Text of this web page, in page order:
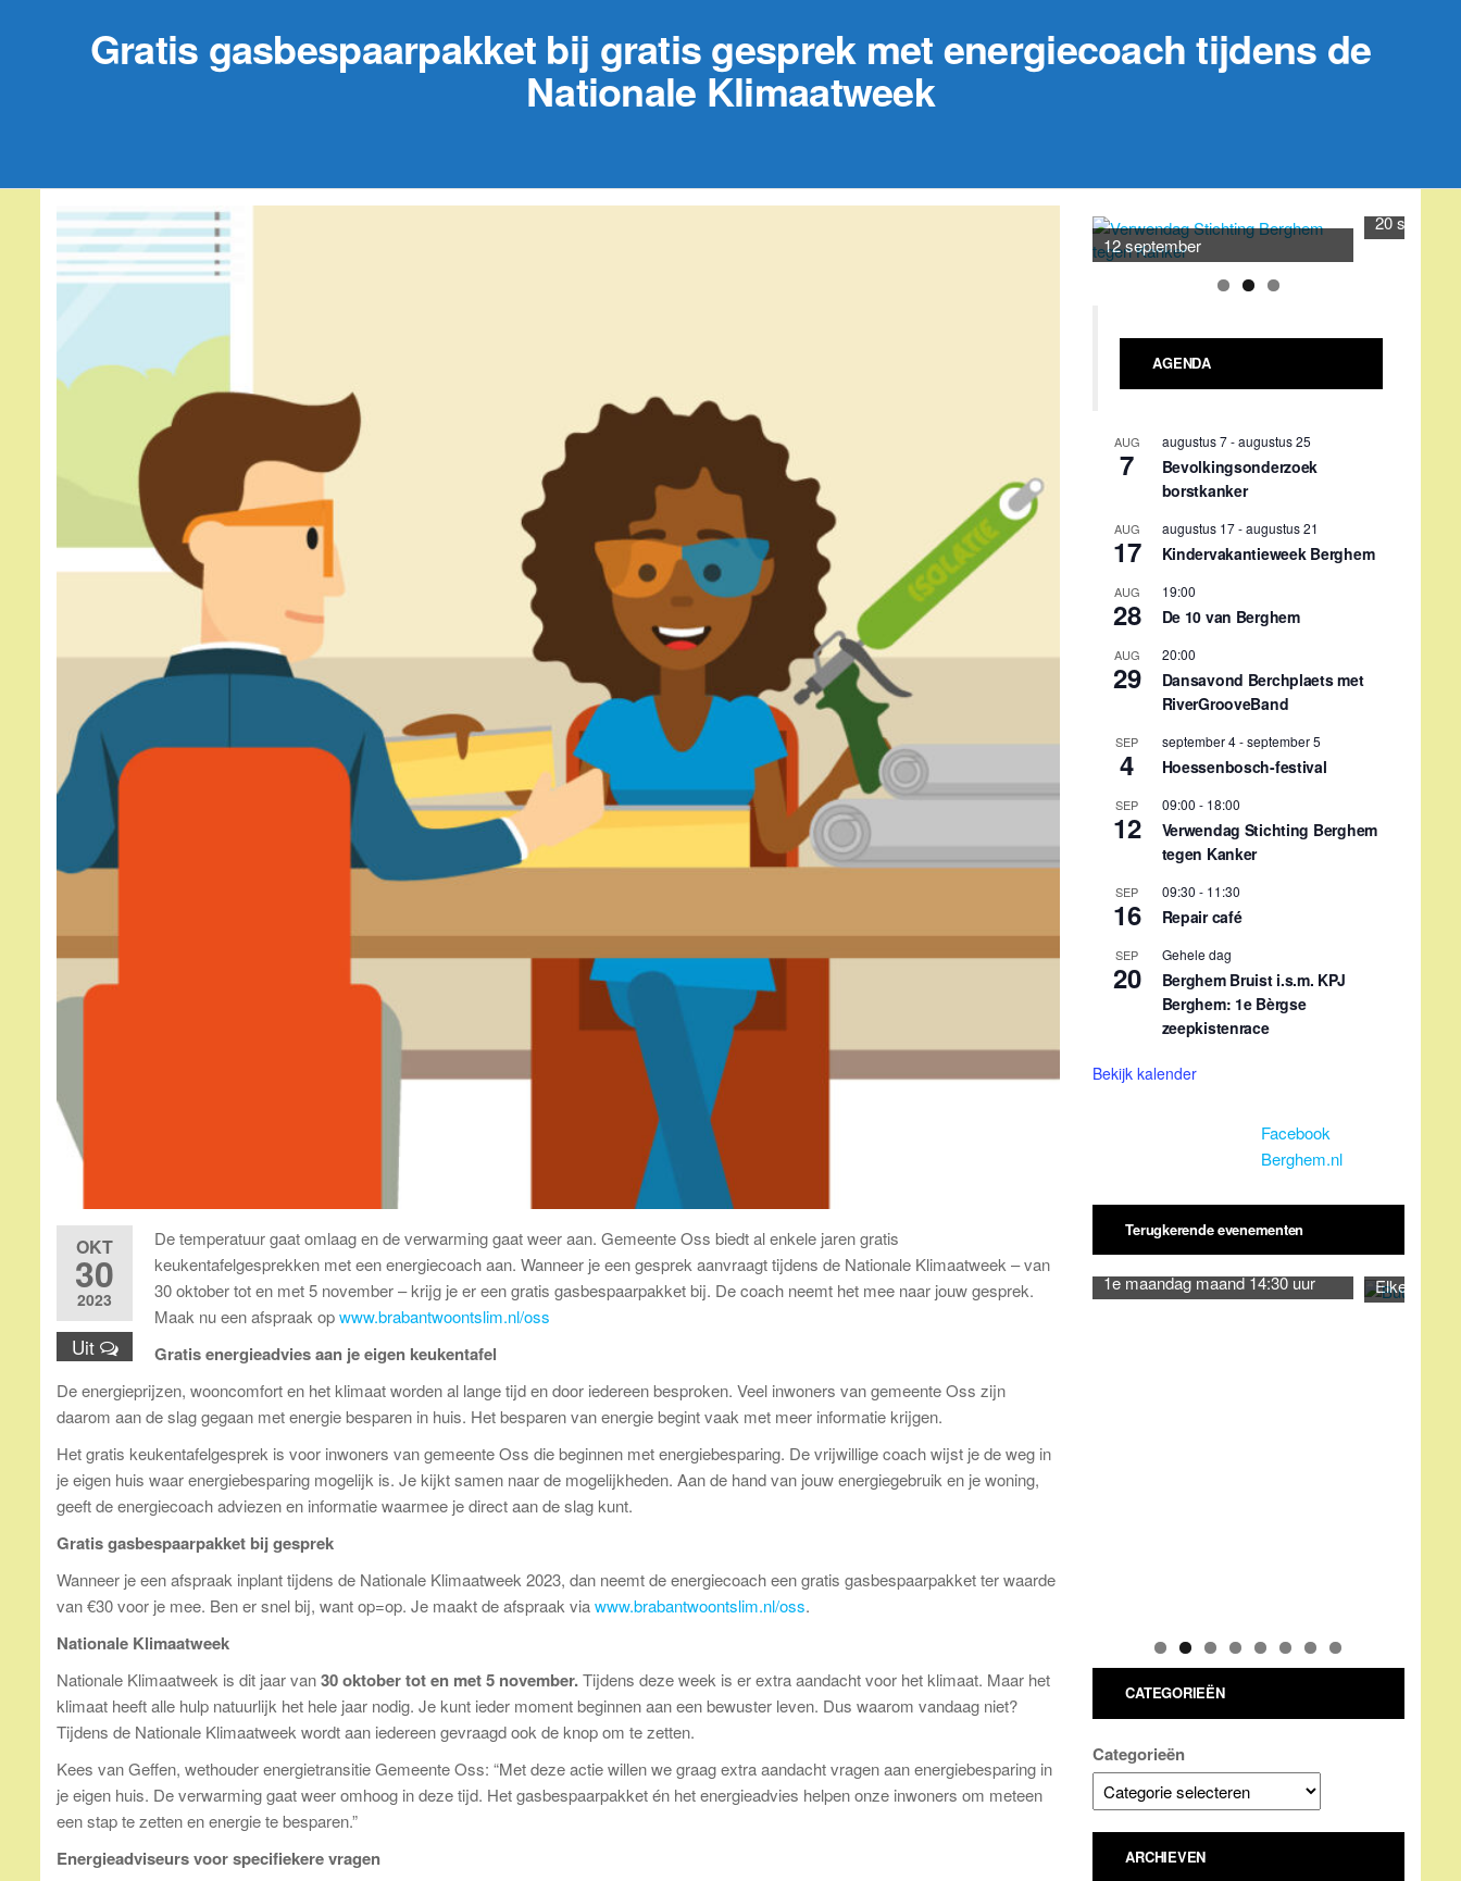
Gratis gasbespaarpakket bij gratis gesprek met energiecoach tijdens de
Nationale Klimaatweek
OKT
30
2023
Uit
De temperatuur gaat omlaag en de verwarming gaat weer aan. Gemeente Oss biedt al enkele jaren gratis
keukentafelgesprekken met een energiecoach aan. Wanneer je een gesprek aanvraagt tijdens de Nationale Klimaatweek – van
30 oktober tot en met 5 november – krijg je er een gratis gasbespaarpakket bij. De coach neemt het mee naar jouw gesprek.
Maak nu een afspraak opwww.brabantwoontslim.nl/oss
Gratis energieadvies aan je eigen keukentafel
De energieprijzen, wooncomfort en het klimaat worden al lange tijd en door iedereen besproken. Veel inwoners van gemeente Oss zijn
daarom aan de slag gegaan met energie besparen in huis. Het besparen van energie begint vaak met meer informatie krijgen.
Het gratis keukentafelgesprek is voor inwoners van gemeente Oss die beginnen met energiebesparing. De vrijwillige coach wijst je de weg in
je eigen huis waar energiebesparing mogelijk is. Je kijkt samen naar de mogelijkheden. Aan de hand van jouw energiegebruik en je woning,
geeft de energiecoach adviezen en informatie waarmee je direct aan de slag kunt.
Gratis gasbespaarpakket bij gesprek
Wanneer je een afspraak inplant tijdens de Nationale Klimaatweek 2023, dan neemt de energiecoach een gratis gasbespaarpakket ter waarde
van €30 voor je mee. Ben er snel bij, want op=op. Je maakt de afspraak viawww.brabantwoontslim.nl/oss.
Nationale Klimaatweek
Nationale Klimaatweek is dit jaar van30 oktober tot en met 5 november.Tijdens deze week is er extra aandacht voor het klimaat. Maar het
klimaat heeft alle hulp natuurlijk het hele jaar nodig. Je kunt ieder moment beginnen aan een bewuster leven. Dus waarom vandaag niet?
Tijdens de Nationale Klimaatweek wordt aan iedereen gevraagd ook de knop om te zetten.
Kees van Geffen, wethouder energietransitie Gemeente Oss: “Met deze actie willen we graag extra aandacht vragen aan energiebesparing in
je eigen huis. De verwarming gaat weer omhoog in deze tijd. Het gasbespaarpakket én het energieadvies helpen onze inwoners om meteen
een stap te zetten en energie te besparen.”
Energieadviseurs voor specifiekere vragen
12 september
20
AGENDA
AUG
7
augustus 7-augustus 25
Bevolkingsonderzoek
borstkanker
AUG
17
augustus 17-augustus 21
Kindervakantieweek Berghem
AUG
28
19:00
De 10 van Berghem
AUG
29
20:00
Dansavond Berchplaets met
RiverGrooveBand
SEP
4
september 4-september 5
Hoessenbosch-festival
SEP
12
09:00 - 18:00
Verwendag Stichting Berghem
tegen Kanker
SEP
16
09:30 - 11:30
Repair café
SEP
20
Gehele dag
Berghem Bruist i.s.m. KPJ
Berghem: 1e Bèrgse
zeepkistenrace
Bekijk kalender
Facebook
Berghem.nl
Terugkerende evenementen
1e maandag maand 14:30 uur Elke
CATEGORIEËN
Categorieën
ARCHIEVEN